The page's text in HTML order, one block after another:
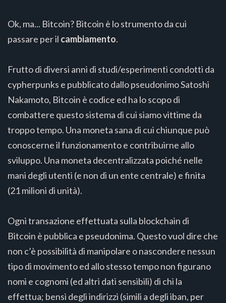
Ok, ma... Bitcoin? Bitcoin è lo strumento da cui
passare per il cambiamento.
Frutto di diversi anni di studi/esperimenti condotti da
cypherpunks e pubblicato dallo pseudonimo Satoshi
Nakamoto, Bitcoin è codice ed ha lo scopo di
combattere questo sistema di cui siamo vittime da
troppo tempo. Una moneta sana di cui chiunque può
conoscerne il funzionamento e contribuirne allo
sviluppo. Una moneta decentralizzata poiché nelle
mani degli utenti (e non di un ente centrale) e finita
(21 milioni di unità).
Ogni transazione effettuata sulla blockchain di
Bitcoin è pubblica e pseudonima. Questo vuol dire che
non c’è possibilità di manipolare o nascondere nessun
tipo di movimento ed allo stesso tempo non figurano
nomi e cognomi (ed altri dati sensibili) di chi la
effettua; bensì degli indirizzi (simili a degli iban, per